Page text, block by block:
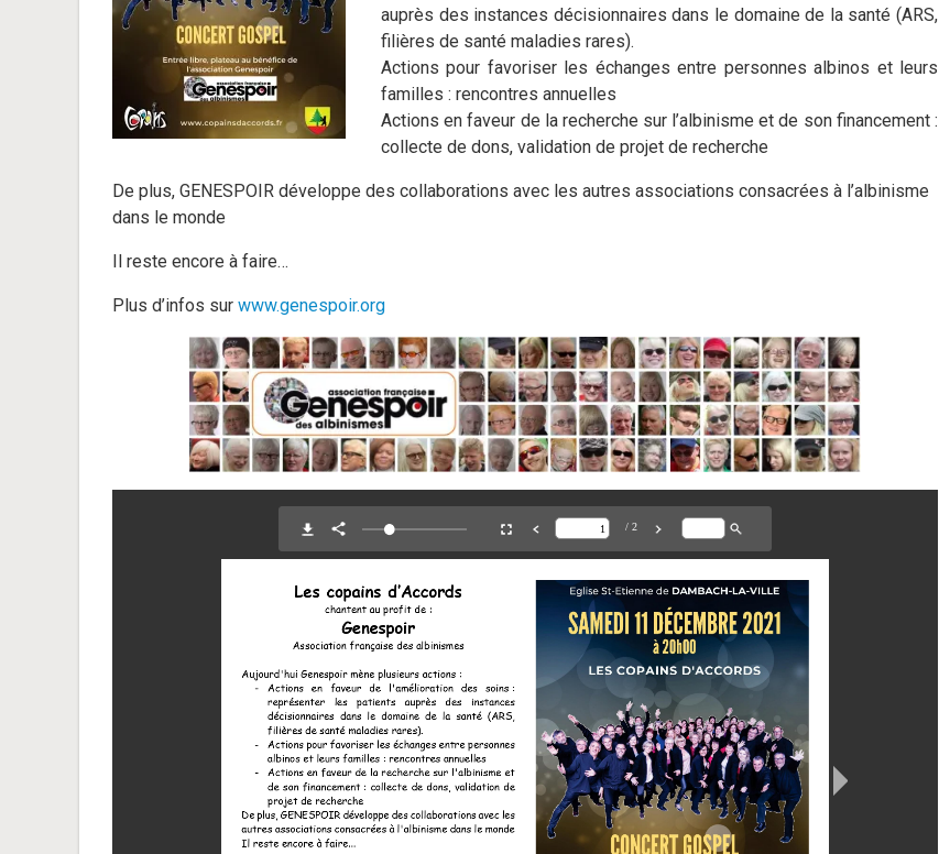
auprès des instances décisionnaires dans le domaine de la santé (ARS,
filières de santé maladies rares).
Actions pour favoriser les échanges entre personnes albinos et leurs
familles : rencontres annuelles
Actions en faveur de la recherche sur l’albinisme et de son financement :
collecte de dons, validation de projet de recherche
De plus, GENESPOIR développe des collaborations avec les autres associations consacrées à l’albinisme
dans le monde
Il reste encore à faire…
Plus d’infos sur www.genespoir.org